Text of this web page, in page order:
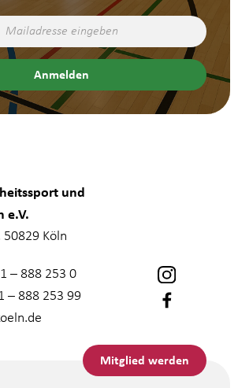
und
e.V.
Köln
– 888 253 0
– 888 253 99
Mitglied werden